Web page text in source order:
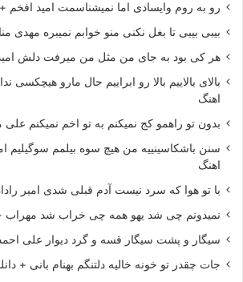
رو به روم وایسادی اما نمیشناسمت امید افخم +
بیبی بیبی تا بغل نکنی منو خوابم نمیبره مهدی
هر کی بود به جای من مثل من میرفت دلش امید
بالای بالاییم بالا رو ابراییم حال مارو هیچکسی
اهنگ
بدون تو راهمو کج نمیکنم به تو اخم نمیکنم علی
سنن باشکاسینییه من هیچ سوه بیلمم سوگیلیم
اهنگ
با تو هوا که سرد نیست آدم قبلی شدی امیر
نمیدونم چی شد یهو همه چی خراب شد مهراب +
سیگار و پشت سیگار قسه و گرد دیوار علی
جات چقدر تو خونه خالیه دلتنگم بهنام بانی +